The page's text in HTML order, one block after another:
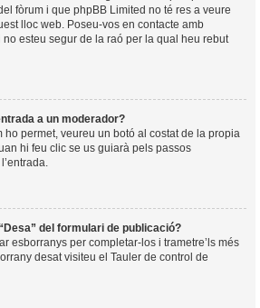
fòrum i que phpBB Limited no té res a veure
lloc web. Poseu-vos en contacte amb
no esteu segur de la raó per la qual heu rebut
a un moderador?
ho permet, veureu un botó al costat de la propia
hi feu clic se us guiarà pels passos
del formulari de publicació?
esborranys per completar-los i trametre’ls més
desat visiteu el Tauler de control de